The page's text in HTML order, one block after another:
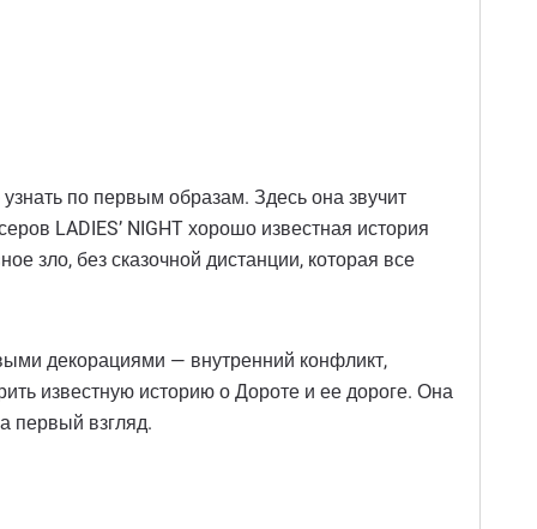
по первым образам. Здесь она звучит
LADIES’ NIGHT хорошо известная история
зло, без сказочной дистанции, которая все
декорациями — внутренний конфликт,
известную историю о Дороте и ее дороге. Она
первый взгляд.